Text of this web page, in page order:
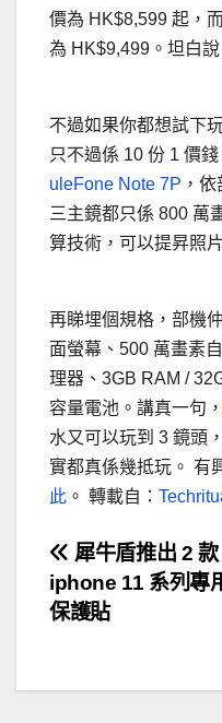
價為 HK$8,599 起，
為 HK$9,499。坦白
不過如果你都想試下
只不過係 10 份 1 價
uleFone Note 7P ，
三主鏡都只係 800 萬
算技術，可以提昇照
再睇埋個規格，部機
面螢幕、500 萬畫素
理器、3GB RAM /
容量電池。講真一句，
水又可以玩到 3 鏡頭
實都真係幾抵玩。 有
此 。 轉載自：
文
章
覽
犀牛盾推出 2 款
iphone 11 系列專
保護貼